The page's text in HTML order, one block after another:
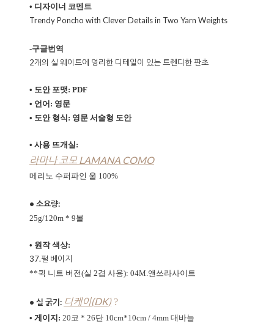
• 디자이너 코멘트
Trendy Poncho with Clever Details in Two Yarn Weights
-구글번역
2개의 실 웨이트에 영리한 디테일이 있는 트렌디한 판초
• 도안 포맷: PDF
• 언어: 영문
• 도안 형식: 영문 서술형 도안
• 사용 뜨개실:
라마나 코모 LAMANA COMO
메리노 수퍼파인 울 100%
• 소요량:
25g/120m * 9볼
• 원작 색상:
37.펄 베이지
**퀵 니트 버전(실 2겹 사용): 04M.앤쓰라사이트
• 실 굵기: 디케이(DK) ?
• 게이지: 20코 * 26단 10cm*10cm / 4mm 대바늘